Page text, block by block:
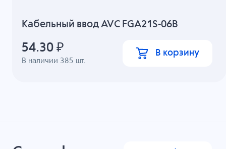
Кабельный ввод AVC FGA21S-06B
В наличии 385 шт.
54.30 ₽ В корзину